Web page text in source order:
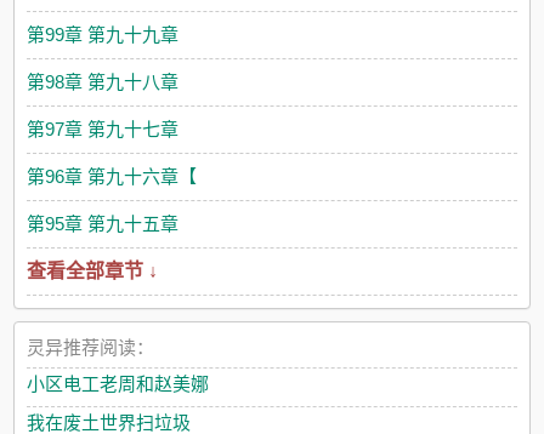
第99章 第九十九章
第98章 第九十八章
第97章 第九十七章
第96章 第九十六章【
第95章 第九十五章
查看全部章节 ↓
灵异推荐阅读：
小区电工老周和赵美娜
我在废土世界扫垃圾